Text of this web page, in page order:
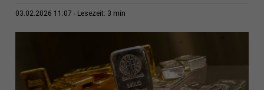
03.02.2026 11:07 Lesezeit: 3 min